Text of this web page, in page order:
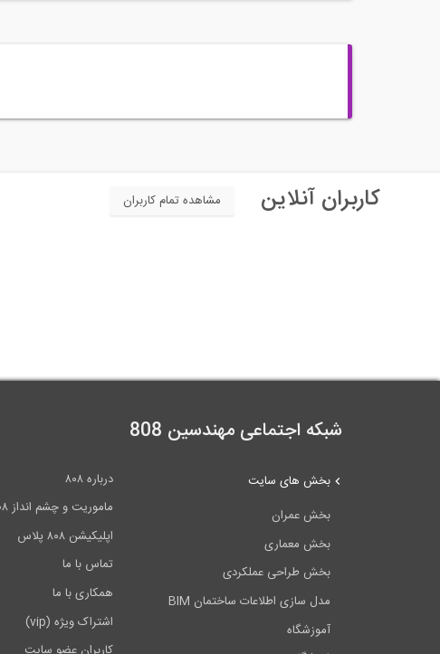
کاربران آنلاین مشاهده تمام کاربران
شبکه اجتماعی مهندسین 808
درباره ۸۰۸
ماموریت و چشم انداز ۸۰۸
اپلیکیشن ۸۰۸ پلاس
تماس با ما
همکاری با ما
اشتراک ویژه (vip)
بخش های سایت
بخش عمران
بخش معماری
بخش طراحی عملکردی
مدل سازی اطلاعات ساختمان BIM
آموزشگاه